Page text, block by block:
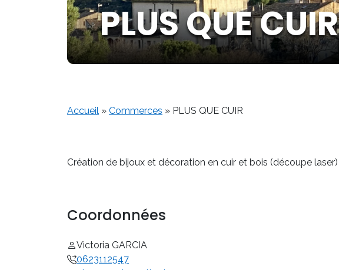
PLUS QUE CUIR
Accueil » Commerces » PLUS QUE CUIR
Création de bijoux et décoration en cuir et bois (découpe laser)
Coordonnées
Victoria GARCIA
0623112547